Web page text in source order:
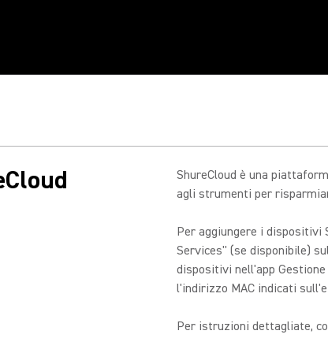
IN
ShureCloud è una
agli strumenti per
Per aggiungere i dispositivi
Services" (se disponibile)
dispositivi nell'app
l'indirizzo MAC indicati
Per istruzioni dettagliate,